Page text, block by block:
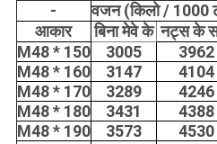
-
वजन (किलो / 1000
आकार
बिना मेवे के नट्स के
M48 * 150
3005
3962
M48 * 160
3147
4104
M48 * 170
3289
4246
M48 * 180
3431
4388
M48 * 190
3573
4530